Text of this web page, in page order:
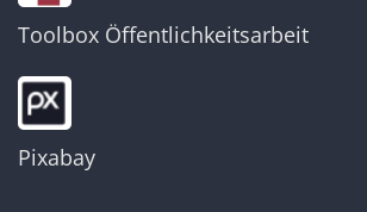
Toolbox Öffentlichkeitsarbeit
Pixabay